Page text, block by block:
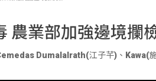
農業部加強邊境攔
Dumalalrath(江子芊) 、 Kawa(